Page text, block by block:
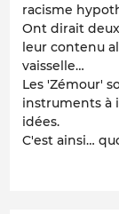
racisme
Ont dirait
leur contenu
vaisselle…
Les 'Zémour'
instruments à
idées.
C'est ainsi…